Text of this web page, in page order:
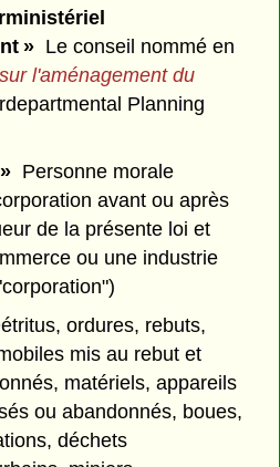
» Le conseil nommé en
l'aménagement du
Planning
Personne morale
avant ou après
de la présente loi et
ou une industrie
ordures, rebuts,
mis au rebut et
matériels, appareils
ou abandonnés, boues,
déchets